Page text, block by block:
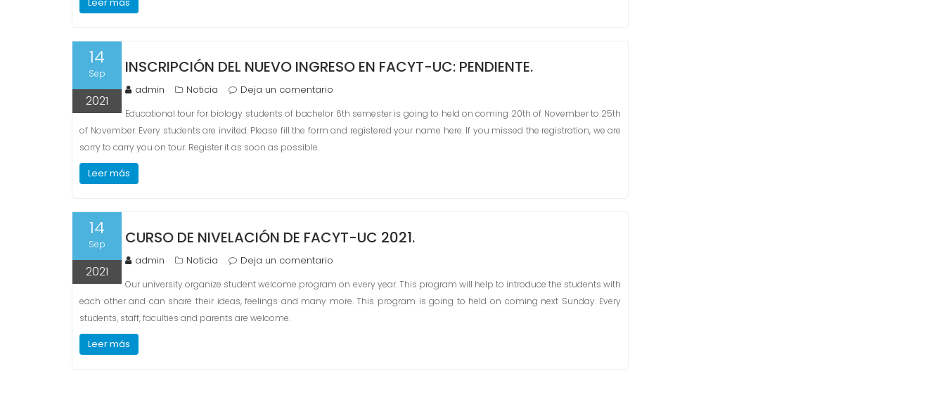
14
Sep
2021
INSCRIPCIÓN DEL NUEVO INGRESO EN FACYT-UC: PENDIENTE.
admin Noticia Deja un comentario
Educational tour for biology students of bachelor 6th semester is going to held on coming 20th of November to 25th
of November. Every students are invited. Please fill the form and registered your name here. If you missed the registration, we are
sorry to carry you on tour. Register it as soon as possible.
Leer más
14
Sep
2021
CURSO DE NIVELACIÓN DE FACYT-UC 2021.
admin Noticia Deja un comentario
Our university organize student welcome program on every year. This program will help to introduce the students with
each other and can share their ideas, feelings and many more. This program is going to held on coming next Sunday. Every
students, staff, faculties and parents are welcome.
Leer más